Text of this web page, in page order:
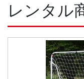
レンタル